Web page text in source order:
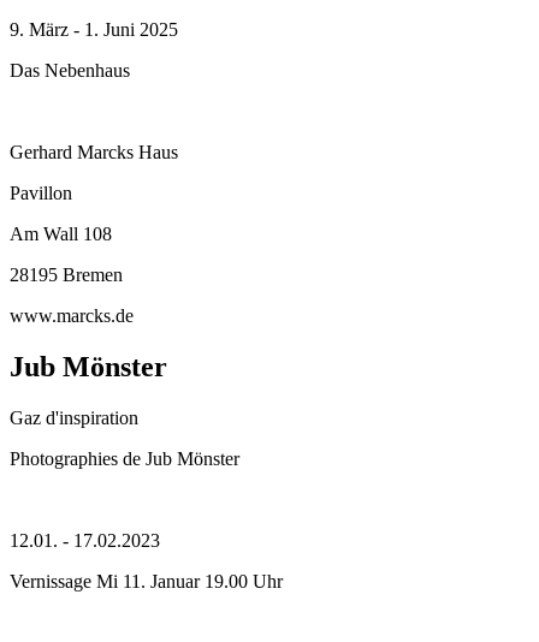
9. März - 1. Juni 2025
Das Nebenhaus
Gerhard Marcks Haus
Pavillon
Am Wall 108
28195 Bremen
www.marcks.de
Jub Mönster
Gaz d'inspiration
Photographies de Jub Mönster
12.01. - 17.02.2023
Vernissage Mi 11. Januar 19.00 Uhr